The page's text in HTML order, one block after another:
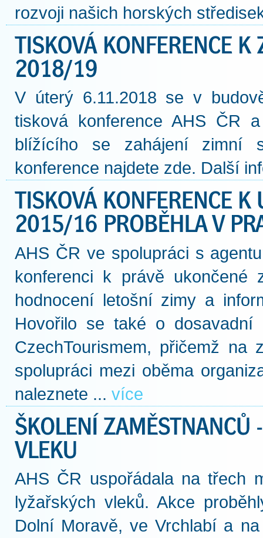
rozvoji našich horských
V úterý 6.11.2018 se v
tisková konference AHS ČR
blížícího se zahájení zimní
konference najdete zde. Další
AHS ČR ve spolupráci s
konferenci k právě ukončené
hodnocení letošní zimy a
Hovořilo se také o
CzechTourismem, přičemž na
spolupráci mezi oběma
naleznete ... více
AHS ČR uspořádala na třech
lyžařských vleků. Akce
Dolní Moravě, ve Vrchlabí a